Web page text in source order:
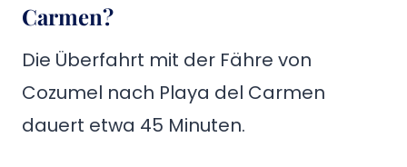
Carmen?
Die Überfahrt mit der Fähre von
Cozumel nach Playa del Carmen
dauert etwa 45 Minuten.